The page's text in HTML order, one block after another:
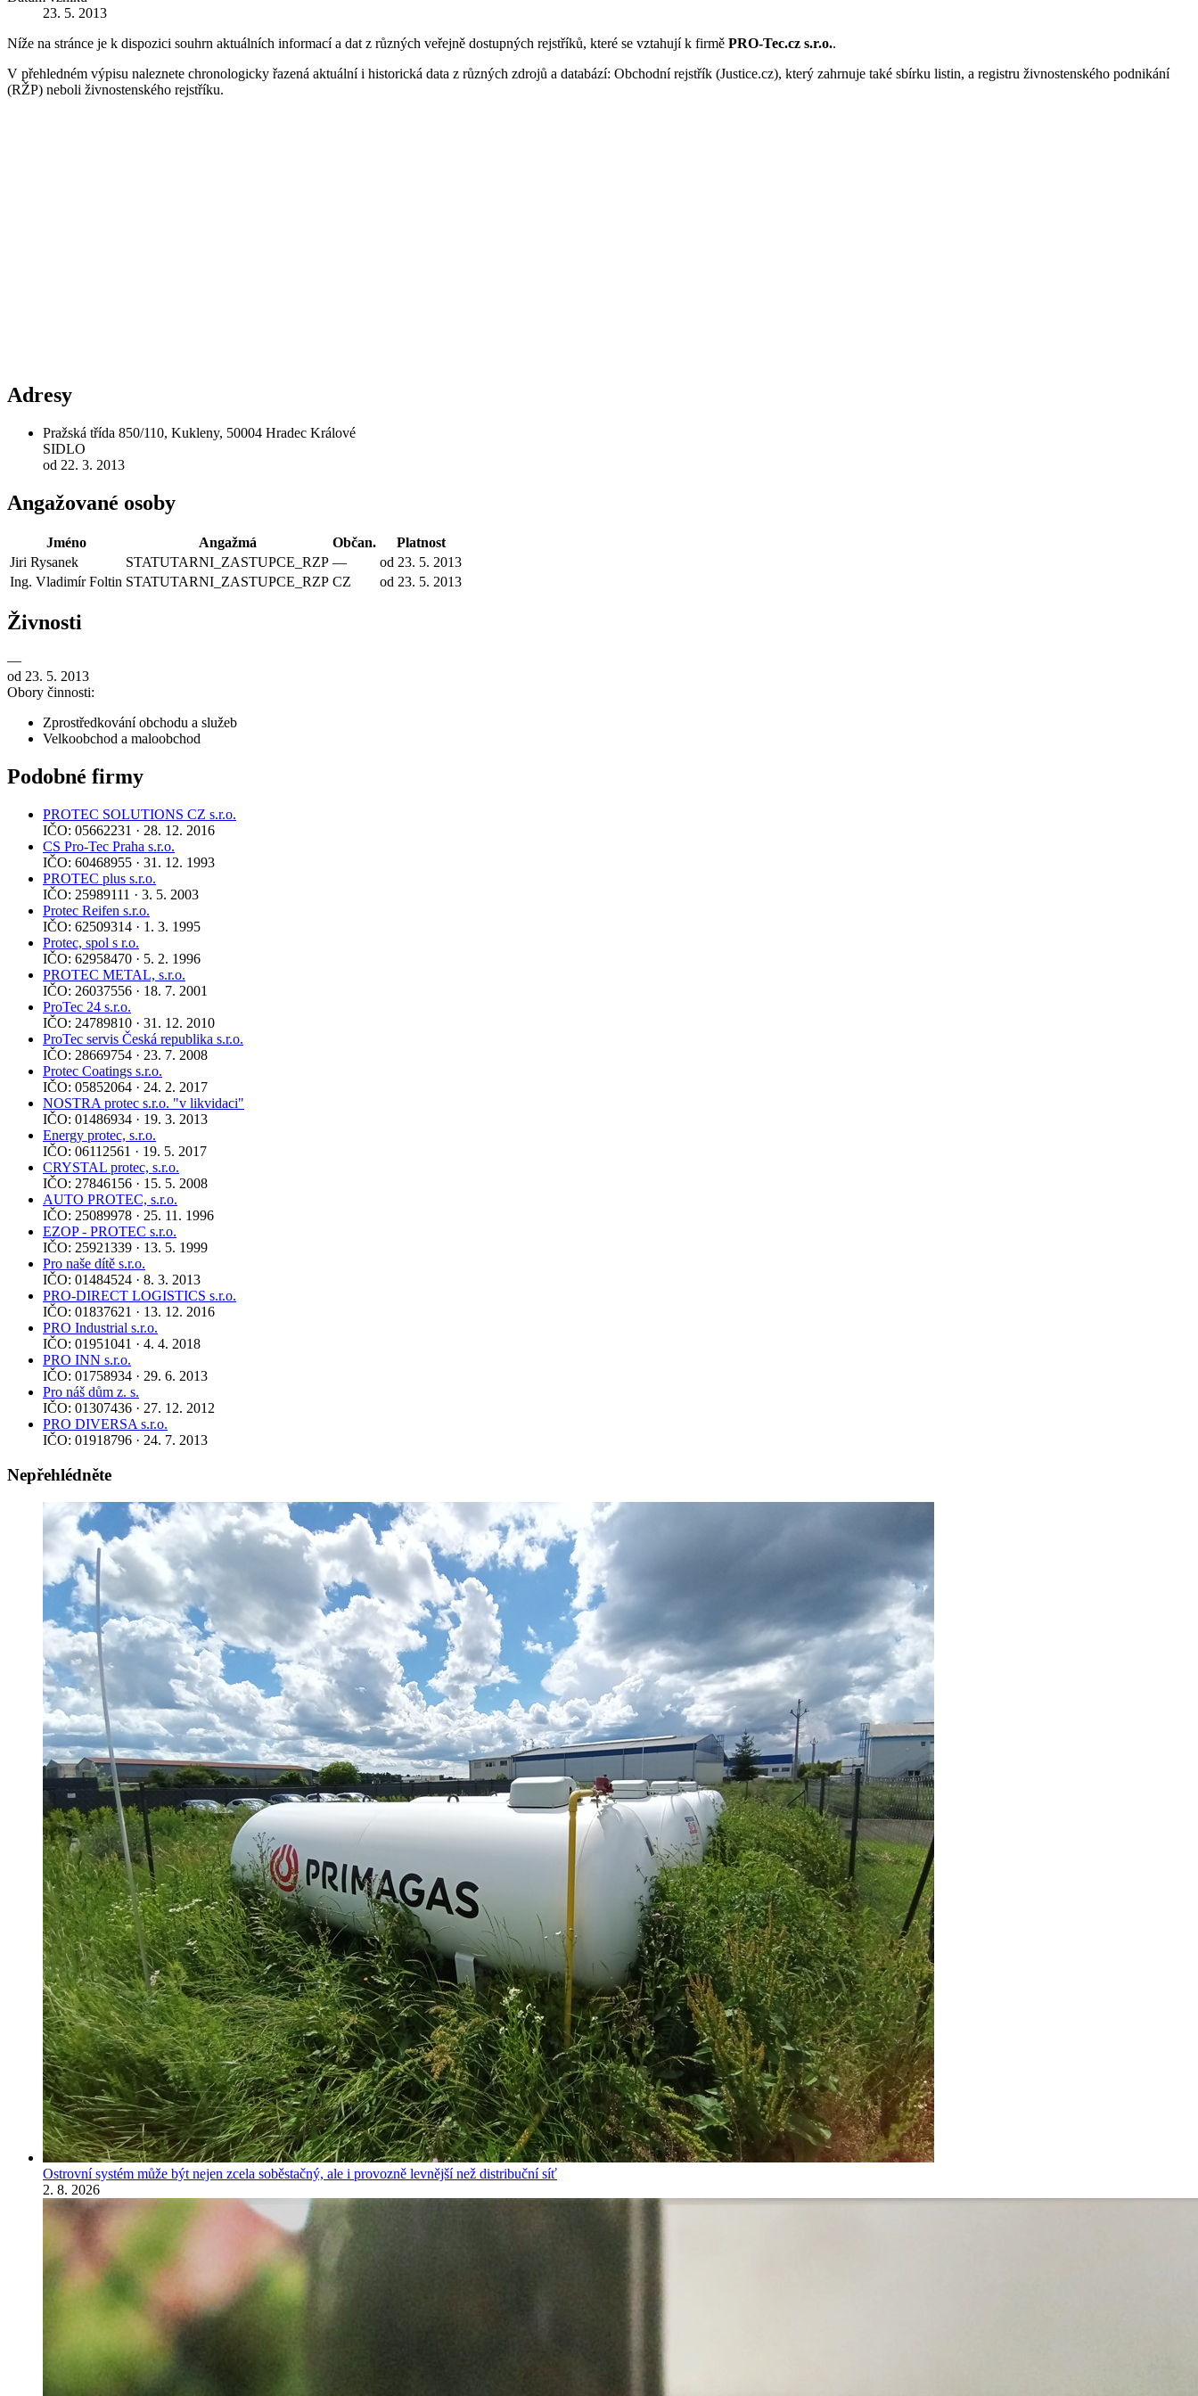
23. 5. 2013
Níže na stránce je k dispozici souhrn aktuálních informací a dat z různých veřejně dostupných rejstříků, které se vztahují k firmě PRO-Tec.cz s.r.o..
V přehledném výpisu naleznete chronologicky řazená aktuální i historická data z různých zdrojů a databází: Obchodní rejstřík (Justice.cz), který zahrnuje také sbírku listin, a registru živnostenského podnikání
(RŽP) neboli živnostenského rejstříku.
Adresy
Pražská třída 850/110, Kukleny, 50004 Hradec Králové
SIDLO
od 22. 3. 2013
Angažované osoby
Jméno Angažmá Občan.
Platnost
Jiri Rysanek
STATUTARNI_ZASTUPCE_RZP —
od 23. 5. 2013
Ing. Vladimír Foltin STATUTARNI_ZASTUPCE_RZP CZ od 23. 5. 2013
Živnosti
—
od 23. 5. 2013
Obory činnosti:
Zprostředkování obchodu a služeb
Velkoobchod a maloobchod
Podobné firmy
PROTEC SOLUTIONS CZ s.r.o.
IČO: 05662231 · 28. 12. 2016
CS Pro-Tec Praha s.r.o.
IČO: 60468955 · 31. 12. 1993
PROTEC plus s.r.o.
IČO: 25989111 · 3. 5. 2003
Protec Reifen s.r.o.
IČO: 62509314 · 1. 3. 1995
Protec, spol s r.o.
IČO: 62958470 · 5. 2. 1996
PROTEC METAL, s.r.o.
IČO: 26037556 · 18. 7. 2001
ProTec 24 s.r.o.
IČO: 24789810 · 31. 12. 2010
ProTec servis Česká republika s.r.o.
IČO: 28669754 · 23. 7. 2008
Protec Coatings s.r.o.
IČO: 05852064 · 24. 2. 2017
NOSTRA protec s.r.o. "v likvidaci"
IČO: 01486934 · 19. 3. 2013
Energy protec, s.r.o.
IČO: 06112561 · 19. 5. 2017
CRYSTAL protec, s.r.o.
IČO: 27846156 · 15. 5. 2008
AUTO PROTEC, s.r.o.
IČO: 25089978 · 25. 11. 1996
EZOP - PROTEC s.r.o.
IČO: 25921339 · 13. 5. 1999
Pro naše dítě s.r.o.
IČO: 01484524 · 8. 3. 2013
PRO-DIRECT LOGISTICS s.r.o.
IČO: 01837621 · 13. 12. 2016
PRO Industrial s.r.o.
IČO: 01951041 · 4. 4. 2018
PRO INN s.r.o.
IČO: 01758934 · 29. 6. 2013
Pro náš dům z. s.
IČO: 01307436 · 27. 12. 2012
PRO DIVERSA s.r.o.
IČO: 01918796 · 24. 7. 2013
Nepřehlédněte
Ostrovní systém může být nejen zcela soběstačný, ale i provozně levnější než distribuční síť
2. 8. 2026